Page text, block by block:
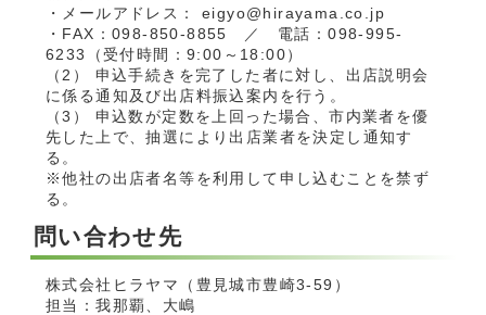
・メールアドレス： eigyo@hirayama.co.jp
・FAX：098-850-8855 ／ 電話：098-995-
6233（受付時間：9:00～18:00）
（2） 申込手続きを完了した者に対し、出店説明会
に係る通知及び出店料振込案内を行う。
（3） 申込数が定数を上回った場合、市内業者を優
先した上で、抽選により出店業者を決定し通知す
る。
※他社の出店者名等を利用して申し込むことを禁ず
る。
問い合わせ先
株式会社ヒラヤマ（豊見城市豊崎3-59）
担当：我那覇、大嶋